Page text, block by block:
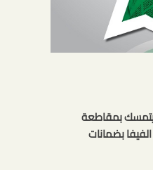
يتمسك بمقاطعة
بضمانات